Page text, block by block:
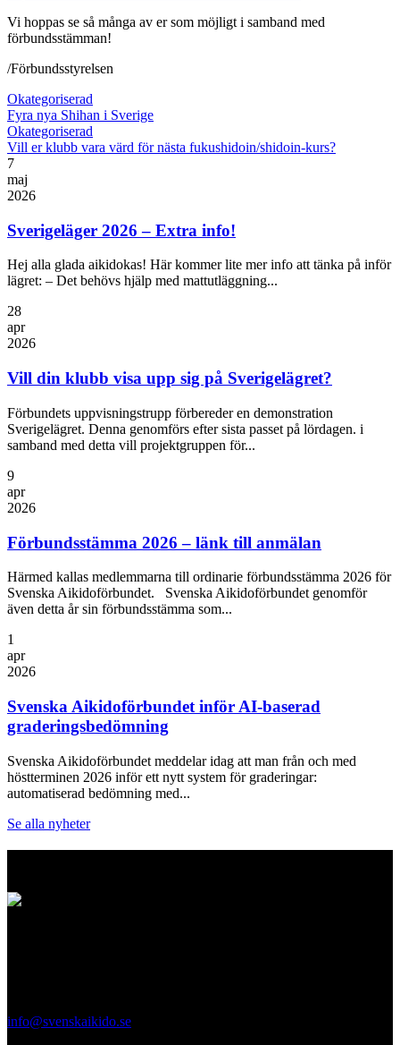
Vi hoppas se så många av er som möjligt i samband med
förbundsstämman!
/Förbundsstyrelsen
Okategoriserad
Fyra nya Shihan i Sverige
Okategoriserad
Vill er klubb vara värd för nästa fukushidoin/shidoin-kurs?
7
maj
2026
Sverigeläger 2026 – Extra info!
Hej alla glada aikidokas! Här kommer lite mer info att tänka på inför
lägret: – Det behövs hjälp med mattutläggning...
28
apr
2026
Vill din klubb visa upp sig på Sverigelägret?
Förbundets uppvisningstrupp förbereder en demonstration
Sverigelägret. Denna genomförs efter sista passet på lördagen. i
samband med detta vill projektgruppen för...
9
apr
2026
Förbundsstämma 2026 – länk till anmälan
Härmed kallas medlemmarna till ordinarie förbundsstämma 2026 för
Svenska Aikidoförbundet. Svenska Aikidoförbundet genomför
även detta år sin förbundsstämma som...
1
apr
2026
Svenska Aikidoförbundet inför AI-baserad
graderingsbedömning
Svenska Aikidoförbundet meddelar idag att man från och med
höstterminen 2026 inför ett nytt system för graderingar:
automatiserad bedömning med...
Se alla nyheter
info@svenskaikido.se